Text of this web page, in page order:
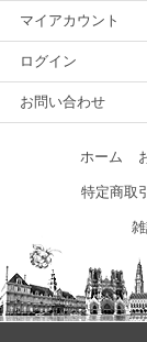
マイアカウント
ログイン
お問い合わせ
ホーム
特定商取